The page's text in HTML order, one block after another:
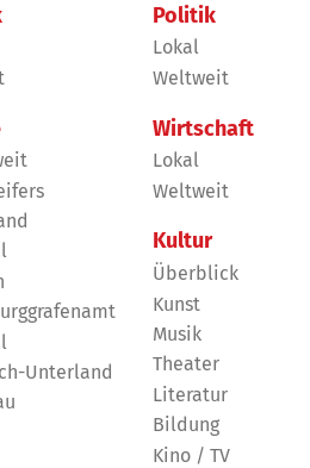
Unterland
Politik
Lokal
Weltweit
Wirtschaft
Lokal
Weltweit
Kultur
Überblick
Kunst
Musik
Theater
Literatur
Bildung
Kino / TV